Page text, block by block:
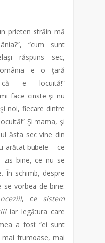
prieten străin mă
“cum sunt
răspuns sec,
e o ţară
e locuită!”
face cinste şi nu
noi, fiecare dintre
Şi mama, şi
ăsta sec vine din
arătat bubele – ce
bine, ce nu se
În schimb, despre
vorbea de bine:
, ce sistem
iar legătura care
a fost “ei sunt
frumoase, mai